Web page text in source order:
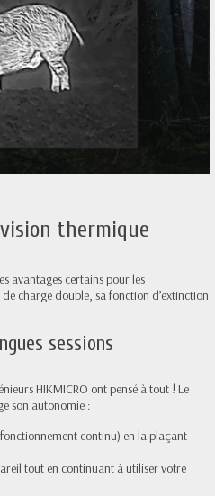
thermique
avantages certains pour les
charge double, sa fonction d’extinction
sessions
HIKMICRO ont pensé à tout ! Le
son autonomie :
continu) en la plaçant
tout en continuant à utiliser votre